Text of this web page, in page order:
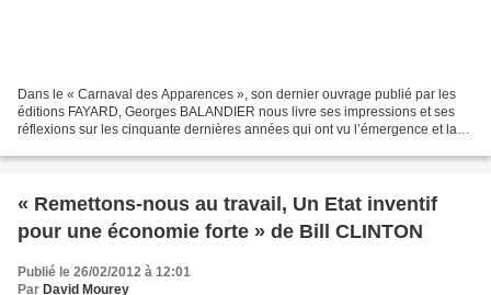
Dans le « Carnaval des Apparences », son dernier ouvrage publié par les
éditions FAYARD, Georges BALANDIER nous livre ses impressions et ses
réflexions sur les cinquante dernières années qui ont vu l’émergence et la
« Remettons-nous au travail, Un Etat inventif
pour une économie forte » de Bill CLINTON
Publié le 26/02/2012 à 12:01
Par David Mourey